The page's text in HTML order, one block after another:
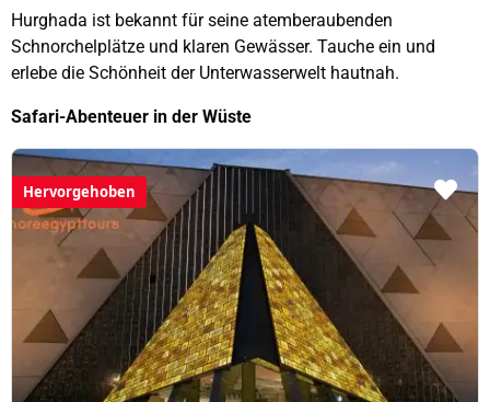
Hurghada ist bekannt für seine atemberaubenden
Schnorchelplätze und klaren Gewässer. Tauche ein und
erlebe die Schönheit der Unterwasserwelt hautnah.
Safari-Abenteuer in der Wüste
Hervorgehoben